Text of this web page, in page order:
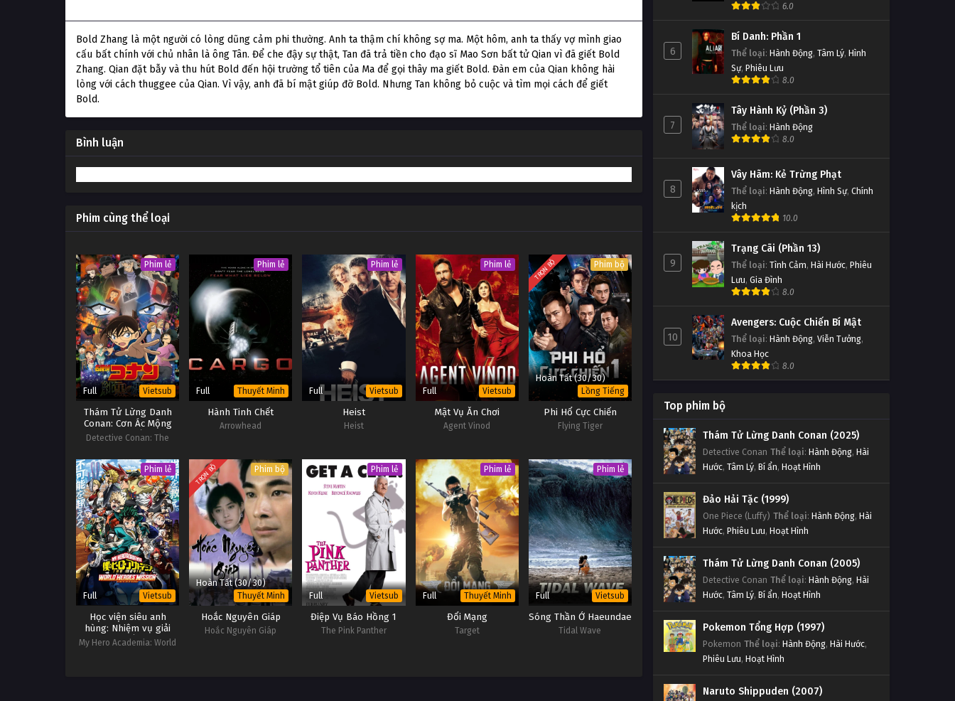
Bold Zhang là một người có lòng dũng cảm phi thường. Anh ta thậm chí không sợ ma. Một hôm, anh ta thấy vợ mình giao
cấu bất chính với chủ nhân là ông Tân. Để che đậy sự thật, Tan đã trả tiền cho đạo sĩ Mao Sơn bất tử Qian vì đã giết Bold
Zhang. Qian đặt bẫy và thu hút Bold đến hội trường tổ tiên của Ma để gọi thây ma giết Bold. Đàn em của Qian không hài
lòng với cách thuggee của Qian. Vì vậy, anh đã bí mật giúp đỡ Bold. Nhưng Tan không bỏ cuộc và tìm mọi cách để giết
Bold.
Bình luận
Phim cùng thể loại
Phim lẻ
Full Vietsub
Thám Tử Lừng Danh
Conan: Cơn Ác Mộng
Đen Tối
Detective Conan: The
Phim lẻ
Full Thuyết Minh
Hành Tinh Chết
Arrowhead
Phim lẻ
Full Vietsub
Heist
Heist
Phim lẻ
Full Vietsub
Mật Vụ Ăn Chơi
Agent Vinod
TRỌN BỘ Phim bộ
Hoàn Tất (30/30)
Lồng Tiếng
Phi Hổ Cực Chiến
Flying Tiger
Phim lẻ
Full Vietsub
Học viện siêu anh
hùng: Nhiệm vụ giải
cứu thế giới
My Hero Academia: World
TRỌN BỘ Phim bộ
Hoàn Tất (30/30)
Thuyết Minh
Hoắc Nguyên Giáp
Hoắc Nguyên Giáp
Phim lẻ
Full Vietsub
Điệp Vụ Báo Hồng 1
The Pink Panther
Phim lẻ
Full Thuyết Minh
Đổi Mạng
Target
Phim lẻ
Full Vietsub
Sóng Thần Ở Haeundae
Tidal Wave
6.0
6
Bí Danh: Phần 1
Thể loại: Hành Động, Tâm Lý, Hình
Sự, Phiêu Lưu
8.0
7
Tây Hành Kỷ (Phần 3)
Thể loại: Hành Động
8.0
8
Vây Hãm: Kẻ Trừng Phạt
Thể loại: Hành Động, Hình Sự, Chính
kịch
10.0
9
Trạng Cãi (Phần 13)
Thể loại: Tình Cảm, Hài Hước, Phiêu
Lưu, Gia Đình
8.0
10
Avengers: Cuộc Chiến Bí Mật
Thể loại: Hành Động, Viễn Tưởng,
Khoa Học
8.0
Top phim bộ
Thám Tử Lừng Danh Conan (2025)
Detective Conan Thể loại: Hành Động, Hài
Hước, Tâm Lý, Bí ẩn, Hoạt Hình
Đảo Hải Tặc (1999)
One Piece (Luffy) Thể loại: Hành Động, Hài
Hước, Phiêu Lưu, Hoạt Hình
Thám Tử Lừng Danh Conan (2005)
Detective Conan Thể loại: Hành Động, Hài
Hước, Tâm Lý, Bí ẩn, Hoạt Hình
Pokemon Tổng Hợp (1997)
Pokemon Thể loại: Hành Động, Hài Hước,
Phiêu Lưu, Hoạt Hình
Naruto Shippuden (2007)